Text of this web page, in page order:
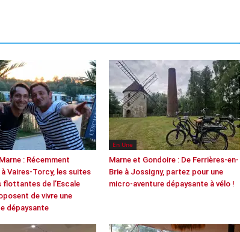
: Récemment
Vaires-Torcy, les suites
flottantes de l’Escale
de vivre une
dépaysante
En Une
Marne et Gondoire : De Ferrières-en-
Brie à Jossigny, partez pour une
micro-aventure dépaysante à vélo !